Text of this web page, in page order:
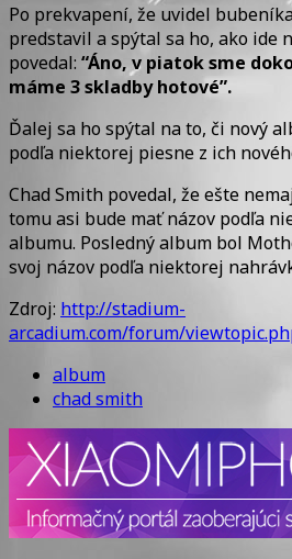
Po prekvapení, že uvidel
predstavil a spýtal sa ho, ako ide
povedal: “Áno, v piatok sme
máme 3 skladby hotové”.
Ďalej sa ho spýtal na to, či nový
podľa niektorej piesne z ich
Chad Smith povedal, že ešte
tomu asi bude mať názov podľa
albumu. Posledný album bol
svoj názov podľa niektorej
Zdroj: http://stadium-
arcadium.com/forum/
album
chad smith